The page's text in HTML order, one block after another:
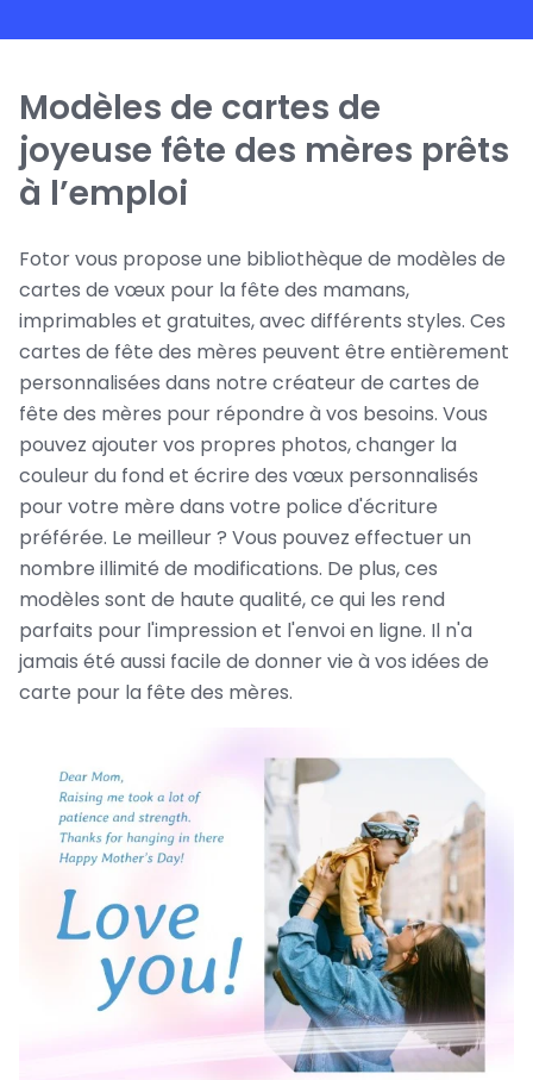
Modèles de cartes de
joyeuse fête des mères prêts
à l’emploi
Fotor vous propose une bibliothèque de modèles de
cartes de vœux pour la fête des mamans,
imprimables et gratuites, avec différents styles. Ces
cartes de fête des mères peuvent être entièrement
personnalisées dans notre créateur de cartes de
fête des mères pour répondre à vos besoins. Vous
pouvez ajouter vos propres photos, changer la
couleur du fond et écrire des vœux personnalisés
pour votre mère dans votre police d'écriture
préférée. Le meilleur ? Vous pouvez effectuer un
nombre illimité de modifications. De plus, ces
modèles sont de haute qualité, ce qui les rend
parfaits pour l'impression et l'envoi en ligne. Il n'a
jamais été aussi facile de donner vie à vos idées de
carte pour la fête des mères.